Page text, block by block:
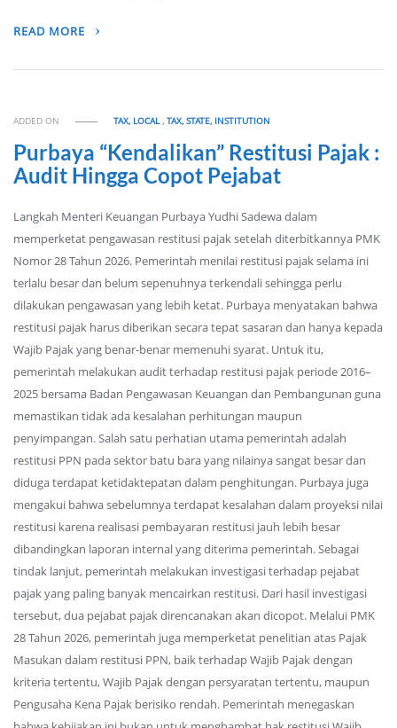
READ MORE
ADDED ON TAX, LOCAL,TAX, STATE, INSTITUTION
Purbaya “Kendalikan” Restitusi Pajak :
Audit Hingga Copot Pejabat
Langkah Menteri Keuangan Purbaya Yudhi Sadewa dalam
memperketat pengawasan restitusi pajak setelah diterbitkannya PMK
Nomor 28 Tahun 2026. Pemerintah menilai restitusi pajak selama ini
terlalu besar dan belum sepenuhnya terkendali sehingga perlu
dilakukan pengawasan yang lebih ketat. Purbaya menyatakan bahwa
restitusi pajak harus diberikan secara tepat sasaran dan hanya kepada
Wajib Pajak yang benar-benar memenuhi syarat. Untuk itu,
pemerintah melakukan audit terhadap restitusi pajak periode 2016–
2025 bersama Badan Pengawasan Keuangan dan Pembangunan guna
memastikan tidak ada kesalahan perhitungan maupun
penyimpangan. Salah satu perhatian utama pemerintah adalah
restitusi PPN pada sektor batu bara yang nilainya sangat besar dan
diduga terdapat ketidaktepatan dalam penghitungan. Purbaya juga
mengakui bahwa sebelumnya terdapat kesalahan dalam proyeksi nilai
restitusi karena realisasi pembayaran restitusi jauh lebih besar
dibandingkan laporan internal yang diterima pemerintah. Sebagai
tindak lanjut, pemerintah melakukan investigasi terhadap pejabat
pajak yang paling banyak mencairkan restitusi. Dari hasil investigasi
tersebut, dua pejabat pajak direncanakan akan dicopot. Melalui PMK
28 Tahun 2026, pemerintah juga memperketat penelitian atas Pajak
Masukan dalam restitusi PPN, baik terhadap Wajib Pajak dengan
kriteria tertentu, Wajib Pajak dengan persyaratan tertentu, maupun
Pengusaha Kena Pajak berisiko rendah. Pemerintah menegaskan